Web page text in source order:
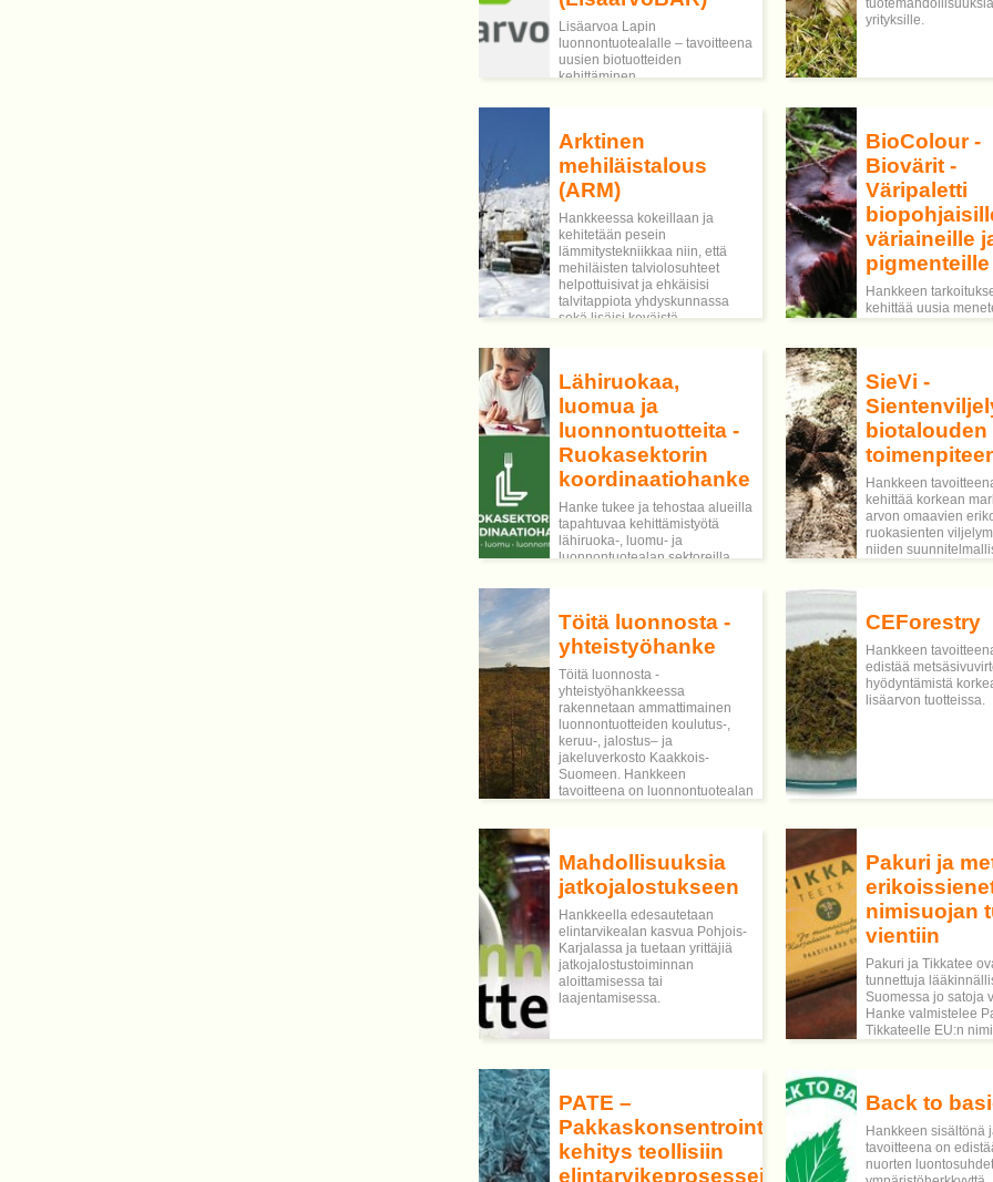
Lisäarvoa Lapin
luonnontuotealalle – tavoitteena
uusien biotuotteiden
kehittäminen
yrityksille.
Arktinen
mehiläistalous
(ARM)
Hankkeessa kokeillaan ja
kehitetään pesein
lämmitystekniikkaa niin, että
mehiläisten talviolosuhteet
helpottuisivat ja ehkäisisi
talvitappiota yhdyskunnassa
sekä lisäisi keväistä
mehiläisten suorittaman
pölytyksen tehokkuutta nostaen
myös lentoalueen marjasatoja.
BioColour -
Biovärit -
Väripaletti
väriaineille
pigmenteille
Hankkeen
kehittää uusia
sovelluksissa kuten
tekstiileissä.
Lähiruokaa,
luomua ja
luonnontuotteita -
Ruokasektorin
koordinaatiohanke
Hanke tukee ja tehostaa alueilla
tapahtuvaa kehittämistyötä
lähiruoka-, luomu- ja
luonnontuotealan sektoreilla.
Lähiruokaohjelman ja
Luomuohjelman sekä
Luonnontuotealan
toimintaohjelman linjausten
toteuttamista.
SieVi -
biotalouden
Hankkeen
kehittää korkean
arvon omaavien
ruokasienten
niiden
ja luonnonesiintymistä
kerättyjen
ja turvallisuuden
varmistamiseksi.
Töitä luonnosta -
yhteistyöhanke
Töitä luonnosta -
yhteistyöhankkeessa
rakennetaan ammattimainen
luonnontuotteiden koulutus-,
keruu-, jalostus– ja
jakeluverkosto Kaakkois-
Suomeen. Hankkeen
tavoitteena on luonnontuotealan
CEForestry
Hankkeen
edistää
hyödyntämistä
lisäarvon tuotteissa.
Mahdollisuuksia
jatkojalostukseen
Hankkeella edesautetaan
elintarvikealan kasvua Pohjois-
Karjalassa ja tuetaan yrittäjiä
jatkojalostustoiminnan
aloittamisessa tai
laajentamisessa.
Pakuri ja
nimisuojan
vientiin
Pakuri ja Tikkatee
tunnettuja
Suomessa jo satoja
Hanke valmistelee
Tikkateelle EU:n
PATE –
Pakkaskonsentrointilaitteiden
kehitys teollisiin
elintarvikeprosesseihin
Back to
Hankkeen sisältönä
tavoitteena on
nuorten